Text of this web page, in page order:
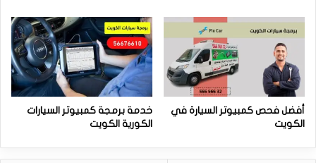
أفضل فحص كمبيوتر السيارة في
الكويت
خدمة برمجة كمبيوتر السيارات
الكورية الكويت